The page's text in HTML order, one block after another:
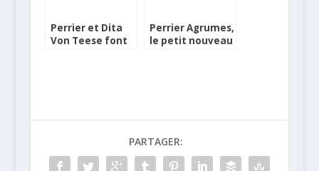
Perrier et Dita
Von Teese font
Perrier Agrumes,
le petit nouveau
PARTAGER: